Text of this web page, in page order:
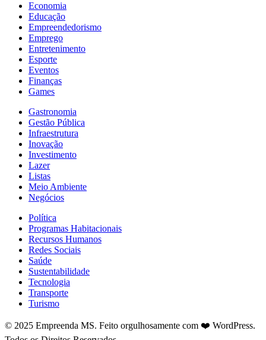
Economia
Educação
Empreendedorismo
Emprego
Entretenimento
Esporte
Eventos
Finanças
Games
Gastronomia
Gestão Pública
Infraestrutura
Inovação
Investimento
Lazer
Listas
Meio Ambiente
Negócios
Política
Programas Habitacionais
Recursos Humanos
Redes Sociais
Saúde
Sustentabilidade
Tecnologia
Transporte
Turismo
© 2025 Empreenda MS. Feito orgulhosamente com ❤️ WordPress.